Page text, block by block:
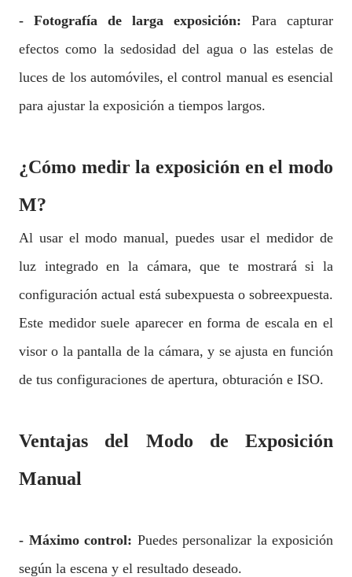
- Fotografía de larga exposición: Para capturar
efectos como la sedosidad del agua o las estelas de
luces de los automóviles, el control manual es esencial
para ajustar la exposición a tiempos largos.
¿Cómo medir la exposición en el modo
M?
Al usar el modo manual, puedes usar el medidor de
luz integrado en la cámara, que te mostrará si la
configuración actual está subexpuesta o sobreexpuesta.
Este medidor suele aparecer en forma de escala en el
visor o la pantalla de la cámara, y se ajusta en función
de tus configuraciones de apertura, obturación e ISO.
Ventajas del Modo de Exposición
Manual
- Máximo control: Puedes personalizar la exposición
según la escena y el resultado deseado.